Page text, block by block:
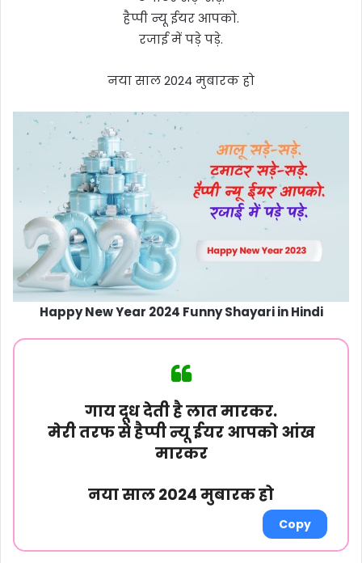
हैप्पी न्यू ईयर आपको.
रजाई में पड़े पड़े.
नया साल 2024 मुबारक हो
Happy New Year 2024 Funny Shayari in Hindi
गाय दूध देती है लात मारकर.
मेरी तरफ से हैप्पी न्यू ईयर आपको आंख
मारकर
नया साल 2024 मुबारक हो
Copy